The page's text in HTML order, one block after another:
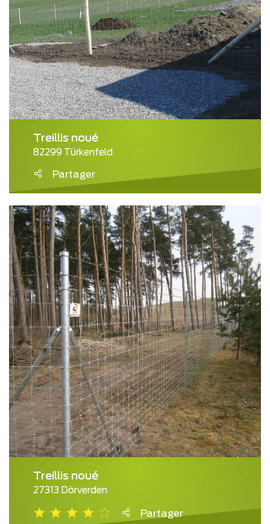
Treillis noué
82299 Türkenfeld
Partager
Treillis noué
27313 Dörverden
Partager